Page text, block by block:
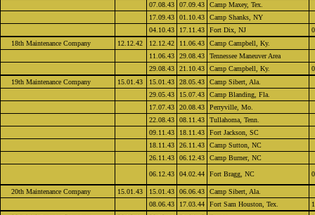
07.08.43
07.09.43
Camp Maxey, Tex.
17.09.43
01.10.43
Camp Shanks, NY
04.10.43
17.11.43 Fort Dix, NJ
18th Maintenance Company
12.12.42 12.12.42 11.06.43
Camp Campbell, Ky.
11.06.43
29.08.43
Tennessee Maneuver Area
29.08.43
21.10.43 Camp Campbell, Ky.
19th Maintenance Company
15.01.43 15.01.43 28.05.43
Camp Sibert, Ala.
29.05.43
15.07.43
Camp Blanding, Fla.
17.07.43
20.08.43
Perryville, Mo.
22.08.43
08.11.43
Tullahoma, Tenn.
09.11.43
18.11.43
Fort Jackson, SC
18.11.43
26.11.43
Camp Sutton, NC
26.11.43
06.12.43 Camp Burner, NC
06.12.43 04.02.44 Fort Bragg, NC
20th Maintenance Company 15.01.43 15.01.43 06.06.43
Camp Sibert, Ala.
08.06.43
17.03.44 Fort Sam Houston, Tex.